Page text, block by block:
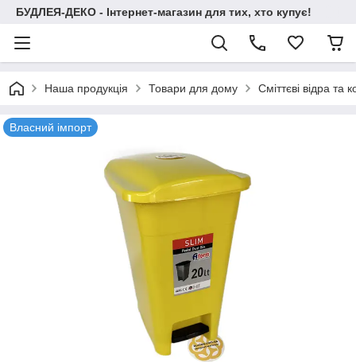
БУДЛЕЯ-ДЕКО - Інтернет-магазин для тих, хто купує!
Наша продукція Товари для дому Сміттєві відра та
Власний імпорт